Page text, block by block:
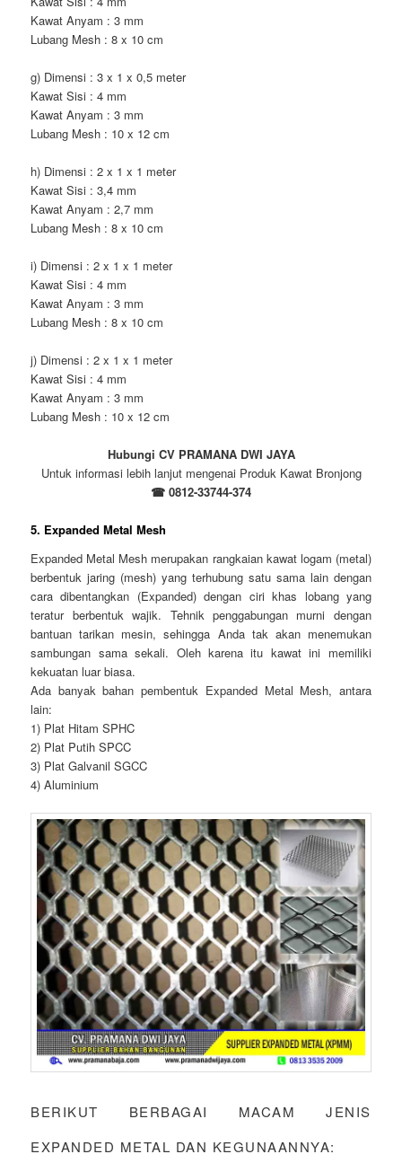
Kawat Anyam : 3 mm
Lubang Mesh : 8 x 10 cm
g) Dimensi : 3 x 1 x 0,5 meter
Kawat Sisi : 4 mm
Kawat Anyam : 3 mm
Lubang Mesh : 10 x 12 cm
h) Dimensi : 2 x 1 x 1 meter
Kawat Sisi : 3,4 mm
Kawat Anyam : 2,7 mm
Lubang Mesh : 8 x 10 cm
i) Dimensi : 2 x 1 x 1 meter
Kawat Sisi : 4 mm
Kawat Anyam : 3 mm
Lubang Mesh : 8 x 10 cm
j) Dimensi : 2 x 1 x 1 meter
Kawat Sisi : 4 mm
Kawat Anyam : 3 mm
Lubang Mesh : 10 x 12 cm
Hubungi CV PRAMANA DWI JAYA
Untuk informasi lebih lanjut mengenai Produk Kawat Bronjong
☎ 0812-33744-374
5. Expanded Metal Mesh
Expanded Metal Mesh merupakan rangkaian kawat logam (metal)
berbentuk jaring (mesh) yang terhubung satu sama lain dengan
cara dibentangkan (Expanded) dengan ciri khas lobang yang
teratur berbentuk wajik. Tehnik penggabungan murni dengan
bantuan tarikan mesin, sehingga Anda tak akan menemukan
sambungan sama sekali. Oleh karena itu kawat ini memiliki
kekuatan luar biasa.
Ada banyak bahan pembentuk Expanded Metal Mesh, antara
lain:
1) Plat Hitam SPHC
2) Plat Putih SPCC
3) Plat Galvanil SGCC
4) Aluminium
BERIKUT BERBAGAI MACAM JENIS
EXPANDED METAL DAN KEGUNAANNYA: